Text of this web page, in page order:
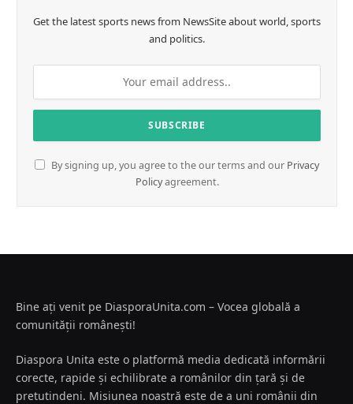
Get the latest sports news from NewsSite about world, sports
and politics.
By signing up, you agree to the our terms and our Privacy
Policyagreement.
Bine ați venit pe DiasporaUnita.com – Vocea globală a
comunității românești!
Diaspora Unita este o platformă media dedicată informării
corecte, rapide și echilibrate a românilor din țară și de
pretutindeni. Misiunea noastră este de a uni românii din